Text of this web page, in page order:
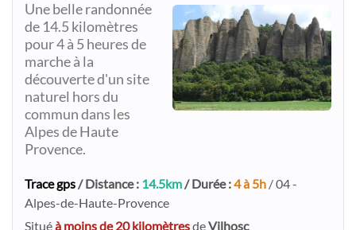
Une belle randonnée
de 14.5 kilomètres
pour 4 à 5 heures de
marche à la
découverte d'un site
naturel hors du
commun dans les
Alpes de Haute
Provence.
Trace gps/ Distance : 14.5km/ Durée :4 à 5h / 04 -
Alpes-de-Haute-Provence
Situéà moins de 20 kilomètresdeVilhosc